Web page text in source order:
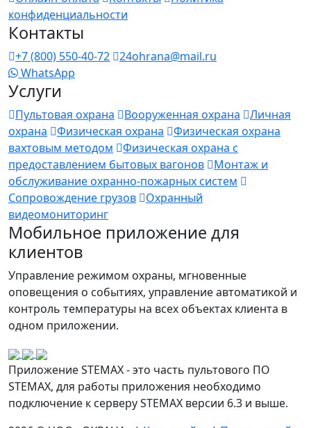
конфиденциальности
Контакты
+7 (800) 550-40-72
24ohrana@mail.ru
WhatsApp
Услуги
Пультовая охрана Вооруженная охрана
Личная
охрана
Физическая охрана
Физическая охрана
вахтовым методом
Физическая охрана с
предоставлением бытовых вагонов
Монтаж и
обслуживание охранно-пожарных систем
Сопровождение грузов
Охранный
видеомониторинг
Мобильное приложение для
клиентов
Управление режимом охраны, мгновенные
оповещения о событиях, управление автоматикой и
контроль температуры на всех объектах клиента в
одном приложении.
Приложение STEMAX - это часть пультового ПО
STEMAX, для работы приложения необходимо
подключение к серверу STEMAX версии 6.3 и выше.